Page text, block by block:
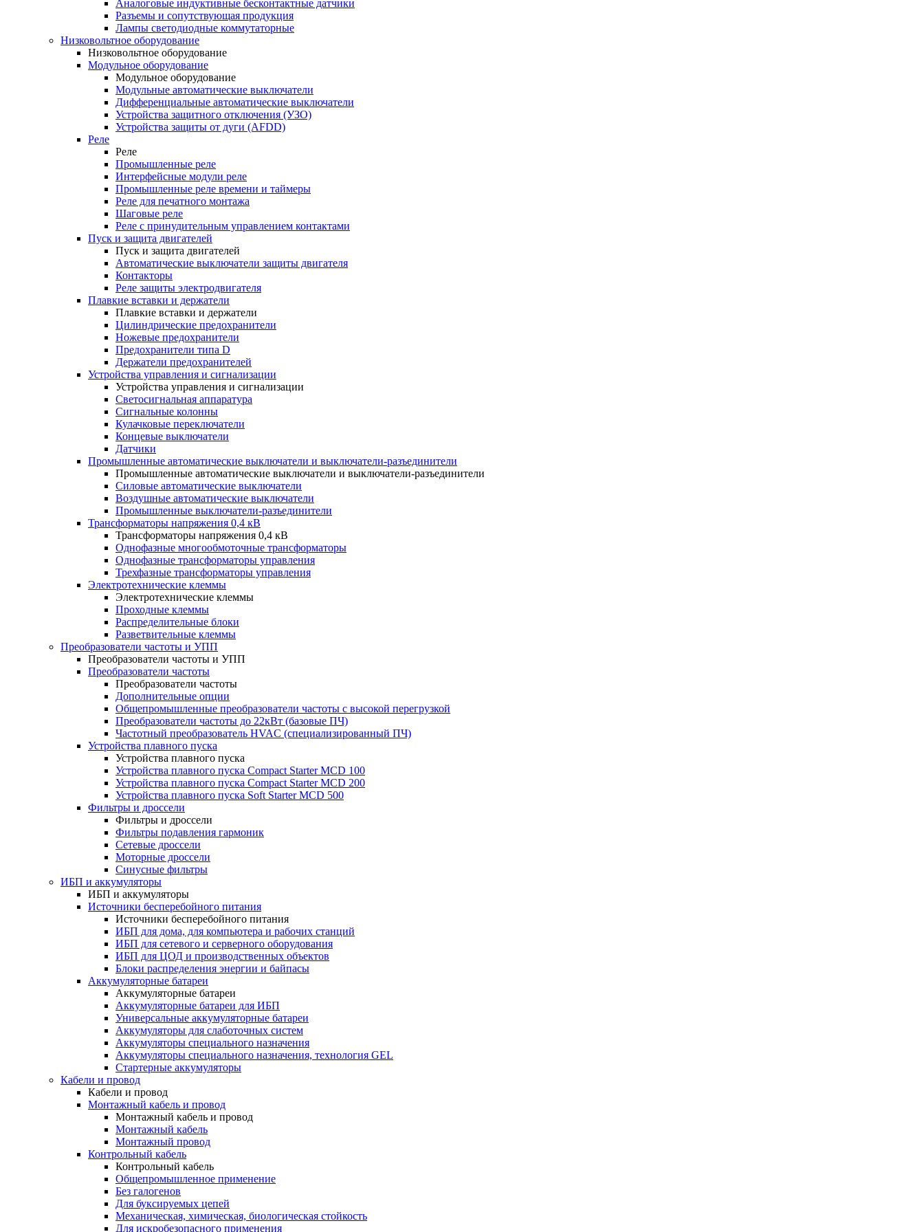
Аналоговые индуктивные бесконтактные датчики
Разъемы и сопутствующая продукция
Лампы светодиодные коммутаторные
Низковольтное оборудование
Низковольтное оборудование
Модульное оборудование
Модульное оборудование
Модульные автоматические выключатели
Дифференциальные автоматические выключатели
Устройства защитного отключения (УЗО)
Устройства защиты от дуги (AFDD)
Реле
Реле
Промышленные реле
Интерфейсные модули реле
Промышленные реле времени и таймеры
Реле для печатного монтажа
Шаговые реле
Реле с принудительным управлением контактами
Пуск и защита двигателей
Пуск и защита двигателей
Автоматические выключатели защиты двигателя
Контакторы
Реле защиты электродвигателя
Плавкие вставки и держатели
Плавкие вставки и держатели
Цилиндрические предохранители
Ножевые предохранители
Предохранители типа D
Держатели предохранителей
Устройства управления и сигнализации
Устройства управления и сигнализации
Светосигнальная аппаратура
Сигнальные колонны
Кулачковые переключатели
Концевые выключатели
Датчики
Промышленные автоматические выключатели и выключатели-разъединители
Промышленные автоматические выключатели и выключатели-разъединители
Силовые автоматические выключатели
Воздушные автоматические выключатели
Промышленные выключатели-разъединители
Трансформаторы напряжения 0,4 кВ
Трансформаторы напряжения 0,4 кВ
Однофазные многообмоточные трансформаторы
Однофазные трансформаторы управления
Трехфазные трансформаторы управления
Электротехнические клеммы
Электротехнические клеммы
Проходные клеммы
Распределительные блоки
Разветвительные клеммы
Преобразователи частоты и УПП
Преобразователи частоты и УПП
Преобразователи частоты
Преобразователи частоты
Дополнительные опции
Общепромышленные преобразователи частоты с высокой перегрузкой
Преобразователи частоты до 22кВт (базовые ПЧ)
Частотный преобразователь HVAC (специализированный ПЧ)
Устройства плавного пуска
Устройства плавного пуска
Устройства плавного пуска Compact Starter MCD 100
Устройства плавного пуска Compact Starter MCD 200
Устройства плавного пуска Soft Starter MCD 500
Фильтры и дроссели
Фильтры и дроссели
Фильтры подавления гармоник
Сетевые дроссели
Моторные дроссели
Синусные фильтры
ИБП и аккумуляторы
ИБП и аккумуляторы
Источники бесперебойного питания
Источники бесперебойного питания
ИБП для дома, для компьютера и рабочих станций
ИБП для сетевого и серверного оборудования
ИБП для ЦОД и производственных объектов
Блоки распределения энергии и байпасы
Аккумуляторные батареи
Аккумуляторные батареи
Аккумуляторные батареи для ИБП
Универсальные аккумуляторные батареи
Аккумуляторы для слаботочных систем
Аккумуляторы специального назначения
Аккумуляторы специального назначения, технология GEL
Стартерные аккумуляторы
Кабели и провод
Кабели и провод
Монтажный кабель и провод
Монтажный кабель и провод
Монтажный кабель
Монтажный провод
Контрольный кабель
Контрольный кабель
Общепромышленное применение
Без галогенов
Для буксируемых цепей
Механическая, химическая, биологическая стойкость
Для искробезопасного применения